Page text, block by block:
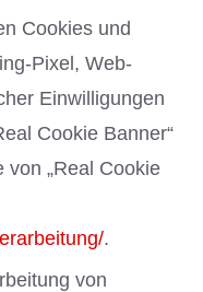
Cookies und
Pixel, Web-
Einwilligungen
Cookie Banner“
„Real Cookie
.
von